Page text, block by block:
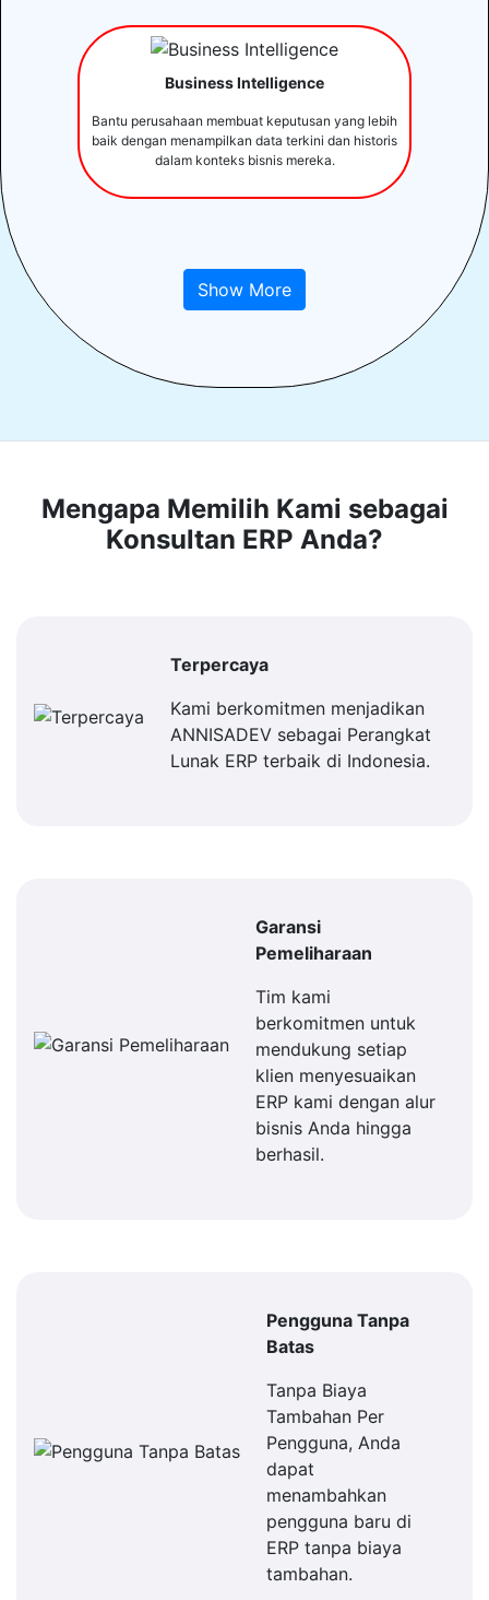
Business Intelligence
Bantu perusahaan membuat keputusan yang lebih
baik dengan menampilkan data terkini dan historis
dalam konteks bisnis mereka.
Show More
Mengapa Memilih Kami sebagai
Konsultan ERP Anda?
Terpercaya
Kami berkomitmen menjadikan
ANNISADEV sebagai Perangkat
Lunak ERP terbaik di Indonesia.
Garansi
Pemeliharaan
Tim kami
berkomitmen untuk
mendukung setiap
klien menyesuaikan
ERP kami dengan alur
bisnis Anda hingga
berhasil.
Pengguna Tanpa
Batas
Tanpa Biaya
Tambahan Per
Pengguna, Anda
dapat
menambahkan
pengguna baru di
ERP tanpa biaya
tambahan.